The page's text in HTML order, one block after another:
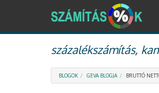
százalékszámítás,
BLOGOK GEVA BLOGJA BRUTTÓ